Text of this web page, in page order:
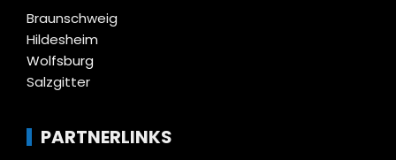
Braunschweig
Hildesheim
Wolfsburg
Salzgitter
PARTNERLINKS